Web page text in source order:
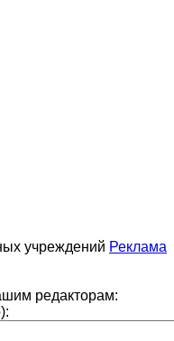
учреждений Реклама
редакторам: